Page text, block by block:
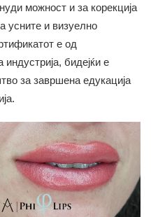
можност и за корекција
усните и визуелно
е од
бидејќи е
за завршена едукација